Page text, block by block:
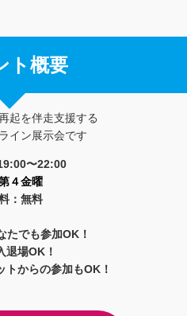
ト概要
起を伴走支援する
イン展示会です
:00〜22:00
４金曜
：無料
たでも参加OK！
退場OK！
からの参加もOK！